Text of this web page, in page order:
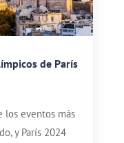
de París
los eventos más
y París 2024